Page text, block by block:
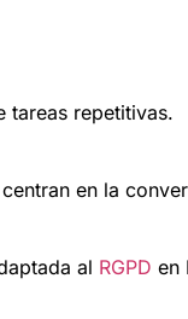
tareas repetitivas.
en la
al RGPD en